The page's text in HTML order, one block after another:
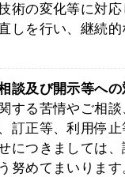
術の変化等に対
しを行い、継続的
談及び開示等へ
する苦情やご相
訂正等、利用停
につきましては
努めてまいりま